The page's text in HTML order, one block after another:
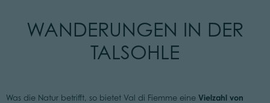
WANDERUNGEN IN DER
TALSOHLE
Was die Natur betrifft, so bietet Val di Fiemme eine Vielzahl von